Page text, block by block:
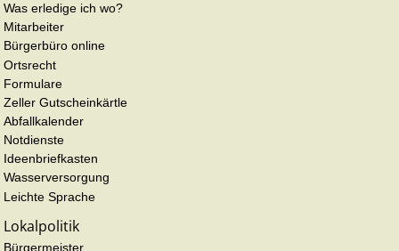
Was erledige ich wo?
Mitarbeiter
Bürgerbüro online
Ortsrecht
Formulare
Zeller Gutscheinkärtle
Abfallkalender
Notdienste
Ideenbriefkasten
Wasserversorgung
Leichte Sprache
Lokalpolitik
Bürgermeister